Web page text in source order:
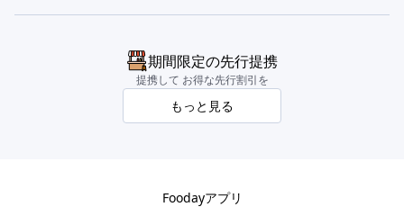
期間限定の先行提携
提携して お得な先行割引を
もっと見る
Foodayアプリ